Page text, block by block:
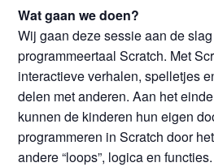
Wat gaan we doen?
Wij gaan deze sessie aan de
programmeertaal Scratch. Met
interactieve verhalen, spelletjes
delen met anderen. Aan het
kunnen de kinderen hun eigen
programmeren in Scratch door
andere “loops”, logica en functies.